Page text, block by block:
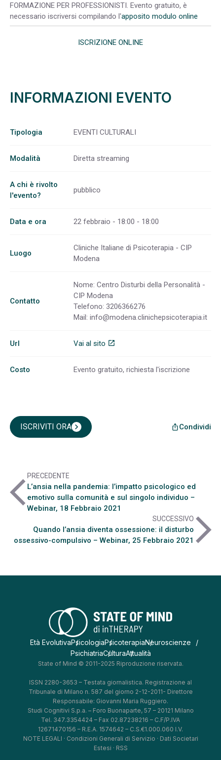
FORMAZIONE PER PROFESSIONISTI. Evento gratuito, è
necessario iscriversi compilando l'apposito modulo online
ISCRIZIONE ONLINE
INFORMAZIONI EVENTO
Tipologia EVENTI CULTURALI
Modalità Diretta streaming
A chi è rivolto
l'evento?
pubblico
Data e ora 22 febbraio - 18:00 - 18:00
Luogo
Cliniche Italiane di Psicoterapia - CIP
Modena
Contatto
Nome: Centro Disturbi della Personalità -
CIP Modena
Telefono: 3206366276
Mail: info@modena.clinichepsicoterapia.it
Url Vai al sito open_in_new
Costo Evento gratuito, richiesta l'iscrizione
ISCRIVITI ORAchevron_right ios_shareCondividi
arrow_back_ios
PRECEDENTE
L’ansia nella pandemia: l’impatto psicologico ed
emotivo sulla comunità e sul singolo individuo –
Webinar, 18 Febbraio 2021
SUCCESSIVO
Quando l’ansia diventa ossessione: il disturbo
ossessivo-compulsivo – Webinar, 25 Febbraio 2021arrow_forward_ios
Età EvolutivaPsicologiaPsicoterapiaNeuroscienze
PsichiatriaCulturaAttualità
State of Mind © 2011-2025 Riproduzione riservata.
ISSN 2280-3653 – Testata giornalistica. Registrazione al
Tribunale di Milano n. 587 del giorno 2-12-2011- Direttore
Responsabile: Giovanni Maria Ruggiero.
Studi Cognitivi S.p.a. – Foro Buonaparte, 57 – 20121 Milano
Tel. 347.3354424 – Fax 02.87238216 – C.F/P.IVA
12671470156 – R.E.A. 1574642 – C.S.€1.000.060 I.V.
NOTE LEGALI · Condizioni Generali di Servizio · Dati Societari
Estesi · RSS